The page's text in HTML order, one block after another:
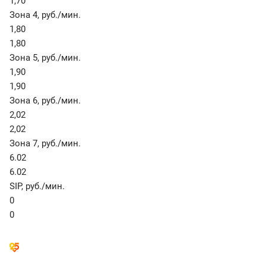
Зона 4, руб./мин.
1,80
1,80
Зона 5, руб./мин.
1,90
1,90
Зона 6, руб./мин.
2,02
2,02
Зона 7, руб./мин.
6.02
6.02
SIP, руб./мин.
0
0